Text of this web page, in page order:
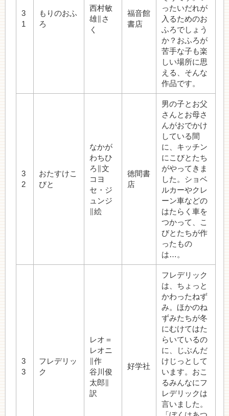
3
1
もりのおふ
ろ
西村敏
雄∥さ
く
福音館
書店
ったいだれが
入るためのお
ふろでしょう
か？おふろが
苦手な子も楽
しい場所に思
える、そんな
作品です。
3
2
おたすけこ
びと
なかが
わちひ
ろ∥文
コヨ
セ・ジ
ュンジ
∥絵
徳間書
店
男の子とお父
さんとお母さ
んがおでかけ
している間
に、キッチン
にこびとたち
がやってきま
した。ショベ
ルカーやクレ
ーン車などの
はたらく車を
つかって、こ
びとたちが作
ったもの
は…。
3
3
フレデリッ
ク
レオ＝
レオニ
∥作
谷川俊
太郎∥
訳
好学社
フレデリック
は、ちょっと
かわったねず
み。ほかのね
ずみたちが冬
にむけてはた
らいているの
に、じぶんだ
けじっとして
います。おこ
るみんなにフ
レデリックは
言いました。